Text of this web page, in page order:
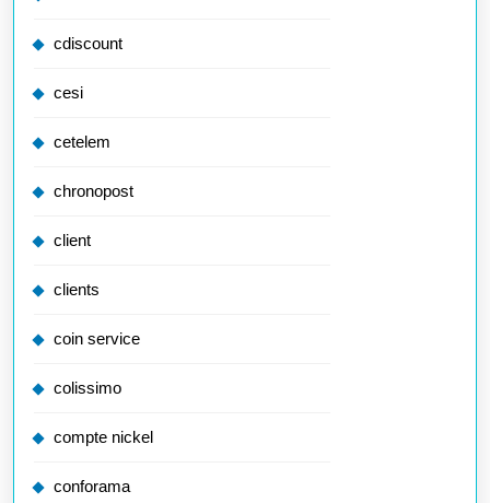
cdiscount
cesi
cetelem
chronopost
client
clients
coin service
colissimo
compte nickel
conforama